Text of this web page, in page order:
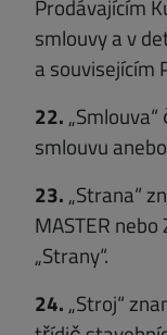
Prodávajícím
smlouvy a v
a souvisejícím
22.
smlouvu
23. „Strana“
MASTER
„Strany“.
24. „Stroj“